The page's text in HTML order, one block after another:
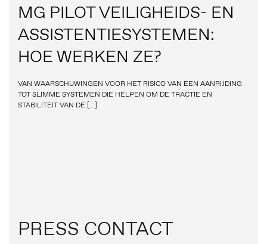
MG PILOT VEILIGHEIDS- EN
ASSISTENTIESYSTEMEN:
HOE WERKEN ZE?
VAN WAARSCHUWINGEN VOOR HET RISICO VAN EEN AANRIJDING
TOT SLIMME SYSTEMEN DIE HELPEN OM DE TRACTIE EN
STABILITEIT VAN DE […]
PRESS CONTACT